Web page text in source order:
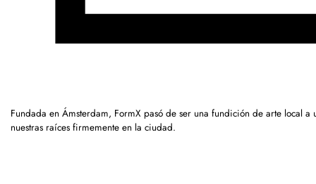
Fundada en Ámsterdam, FormX pasó de ser una fundición de arte local
nuestras raíces firmemente en la ciudad.